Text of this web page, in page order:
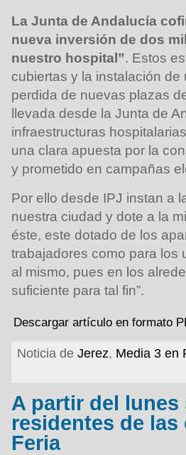
La Junta de Andalucía
nueva inversión de dos
nuestro hospital”. Estos
cubiertas y la instalación de
perdida de nuevas plazas
llevada desde la Junta de
infraestructuras
una clara apuesta por la
y prometido en campañas
Por ello desde IPJ instan a
nuestra ciudad y dote a la
éste, este dotado de los
trabajadores como para los
al mismo, pues en los
suficiente para tal fin”.
Descargar artículo en formato
Noticia de Jerez, Media 3 en
A partir del lunes
residentes de
Feria